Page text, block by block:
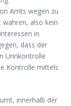
Amts wegen zu
also kein
in
dass der
Urinkontrolle
Kontrolle mittels
innerhalb der